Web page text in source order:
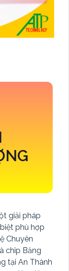
giải pháp
phù hợp
Chuyên
chip Băng
tại An Thành